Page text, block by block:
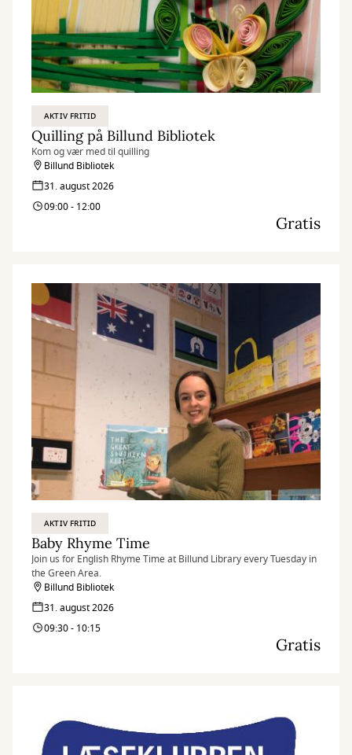
AKTIV FRITID
Quilling på Billund Bibliotek
Kom og vær med til quilling
Billund Bibliotek
31. august 2026
09:00 - 12:00
Gratis
AKTIV FRITID
Baby Rhyme Time
Join us for English Rhyme Time at Billund Library every Tuesday in
the Green Area.
Billund Bibliotek
31. august 2026
09:30 - 10:15
Gratis